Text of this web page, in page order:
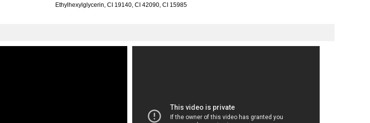
Ethylhexylglycerin, CI 19140, CI 42090, CI 15985